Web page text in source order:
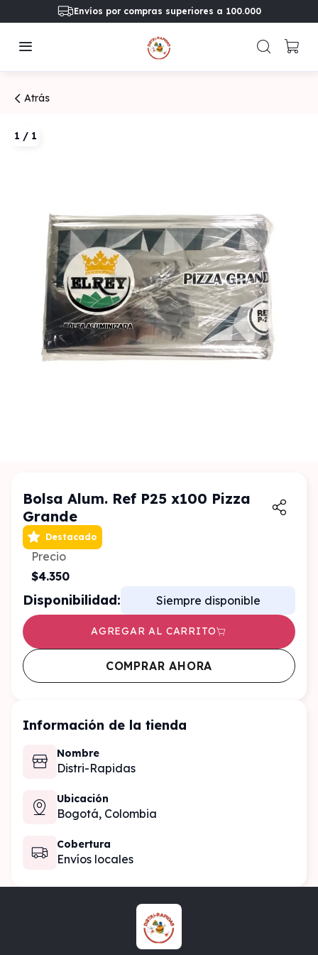
Envíos por compras superiores a 100.000
Atrás
1 / 1
Bolsa Alum. Ref P25 x100 Pizza
Grande
Destacado
Precio
$4.350
Disponibilidad: Siempre disponible
AGREGAR AL CARRITO
COMPRAR AHORA
Información de la tienda
Nombre
Distri-Rapidas
Ubicación
Bogotá, Colombia
Cobertura
Envíos locales